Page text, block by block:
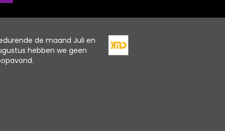
de maand Juli en
hebben we geen